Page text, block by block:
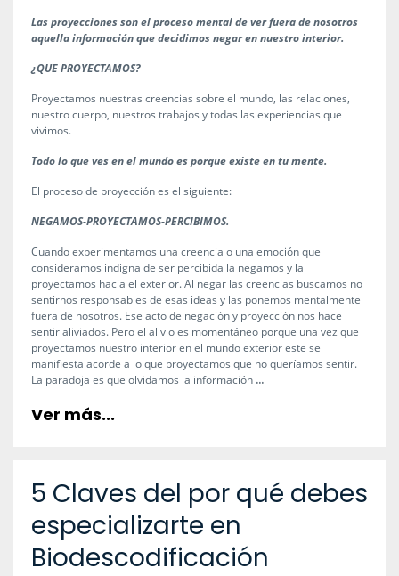
Las proyecciones son el proceso mental de ver fuera de nosotros
aquella información que decidimos negar en nuestro interior.
¿QUE PROYECTAMOS?
Proyectamos nuestras creencias sobre el mundo, las relaciones,
nuestro cuerpo, nuestros trabajos y todas las experiencias que
vivimos.
Todo lo que ves en el mundo es porque existe en tu mente.
El proceso de proyección es el siguiente:
NEGAMOS-PROYECTAMOS-PERCIBIMOS.
Cuando experimentamos una creencia o una emoción que
consideramos indigna de ser percibida la negamos y la
proyectamos hacia el exterior. Al negar las creencias buscamos no
sentirnos responsables de esas ideas y las ponemos mentalmente
fuera de nosotros. Ese acto de negación y proyección nos hace
sentir aliviados. Pero el alivio es momentáneo porque una vez que
proyectamos nuestro interior en el mundo exterior este se
manifiesta acorde a lo que proyectamos que no queríamos sentir.
La paradoja es que olvidamos la información ...
Ver más...
5 Claves del por qué debes
especializarte en
Biodescodificación